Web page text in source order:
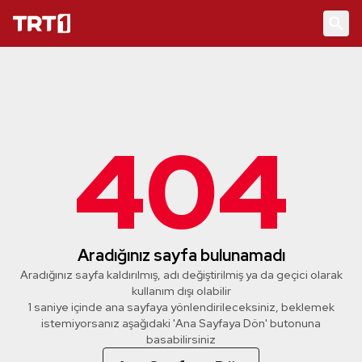
404
Aradığınız sayfa bulunamadı
Aradığınız sayfa kaldırılmış, adı değiştirilmiş ya da geçici olarak
kullanım dışı olabilir
1 saniye içinde ana sayfaya yönlendirileceksiniz, beklemek
istemiyorsanız aşağıdaki 'Ana Sayfaya Dön' butonuna
basabilirsiniz